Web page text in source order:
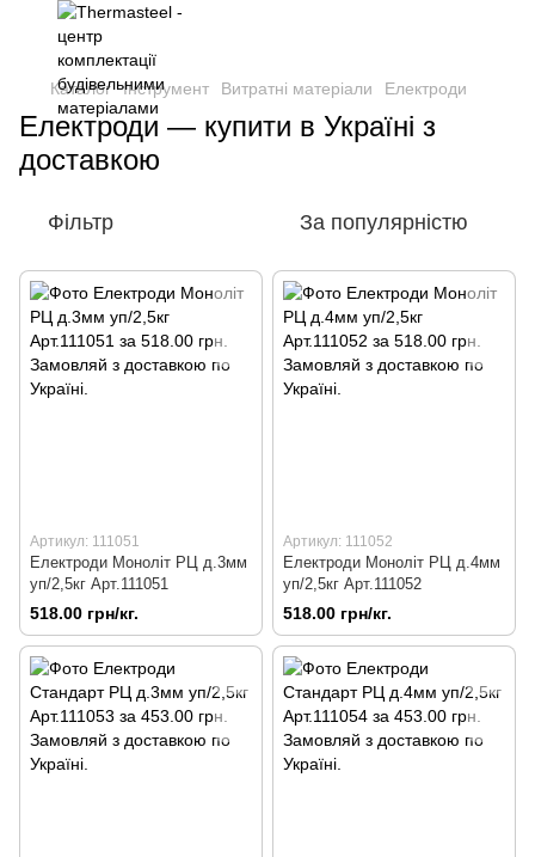
Каталог Інструмент Витратні матеріали Електроди
Електроди — купити в Україні з
доставкою
Фільтр За популярністю
Артикул: 111051
Електроди Моноліт РЦ д.3мм
уп/2,5кг Арт.111051
518.00 грн/кг.
Артикул: 111052
Електроди Моноліт РЦ д.4мм
уп/2,5кг Арт.111052
518.00 грн/кг.